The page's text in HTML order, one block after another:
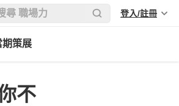
登入/註冊
期策展
不